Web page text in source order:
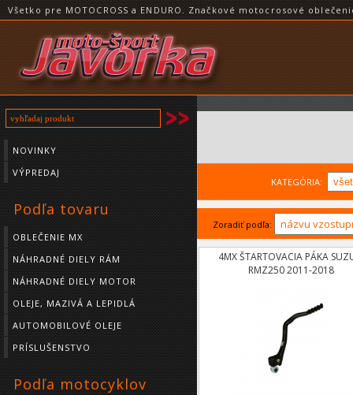
Všetko pre MOTOCROSS a ENDURO. Značkové motocrosové
NOVINKY
VÝPREDAJ
Podľa tovaru
OBLEČENIE MX
NÁHRADNÉ DIELY RÁM
NÁHRADNÉ DIELY MOTOR
OLEJE, MAZIVÁ A LEPIDLÁ
AUTOMOBILOVÉ OLEJE
PRÍSLUŠENSTVO
Podľa motocyklov
KATEGÓRIA:
Zoradiť podľa:
4MX ŠTARTOVACIA PÁKA
RMZ250 2011-2018